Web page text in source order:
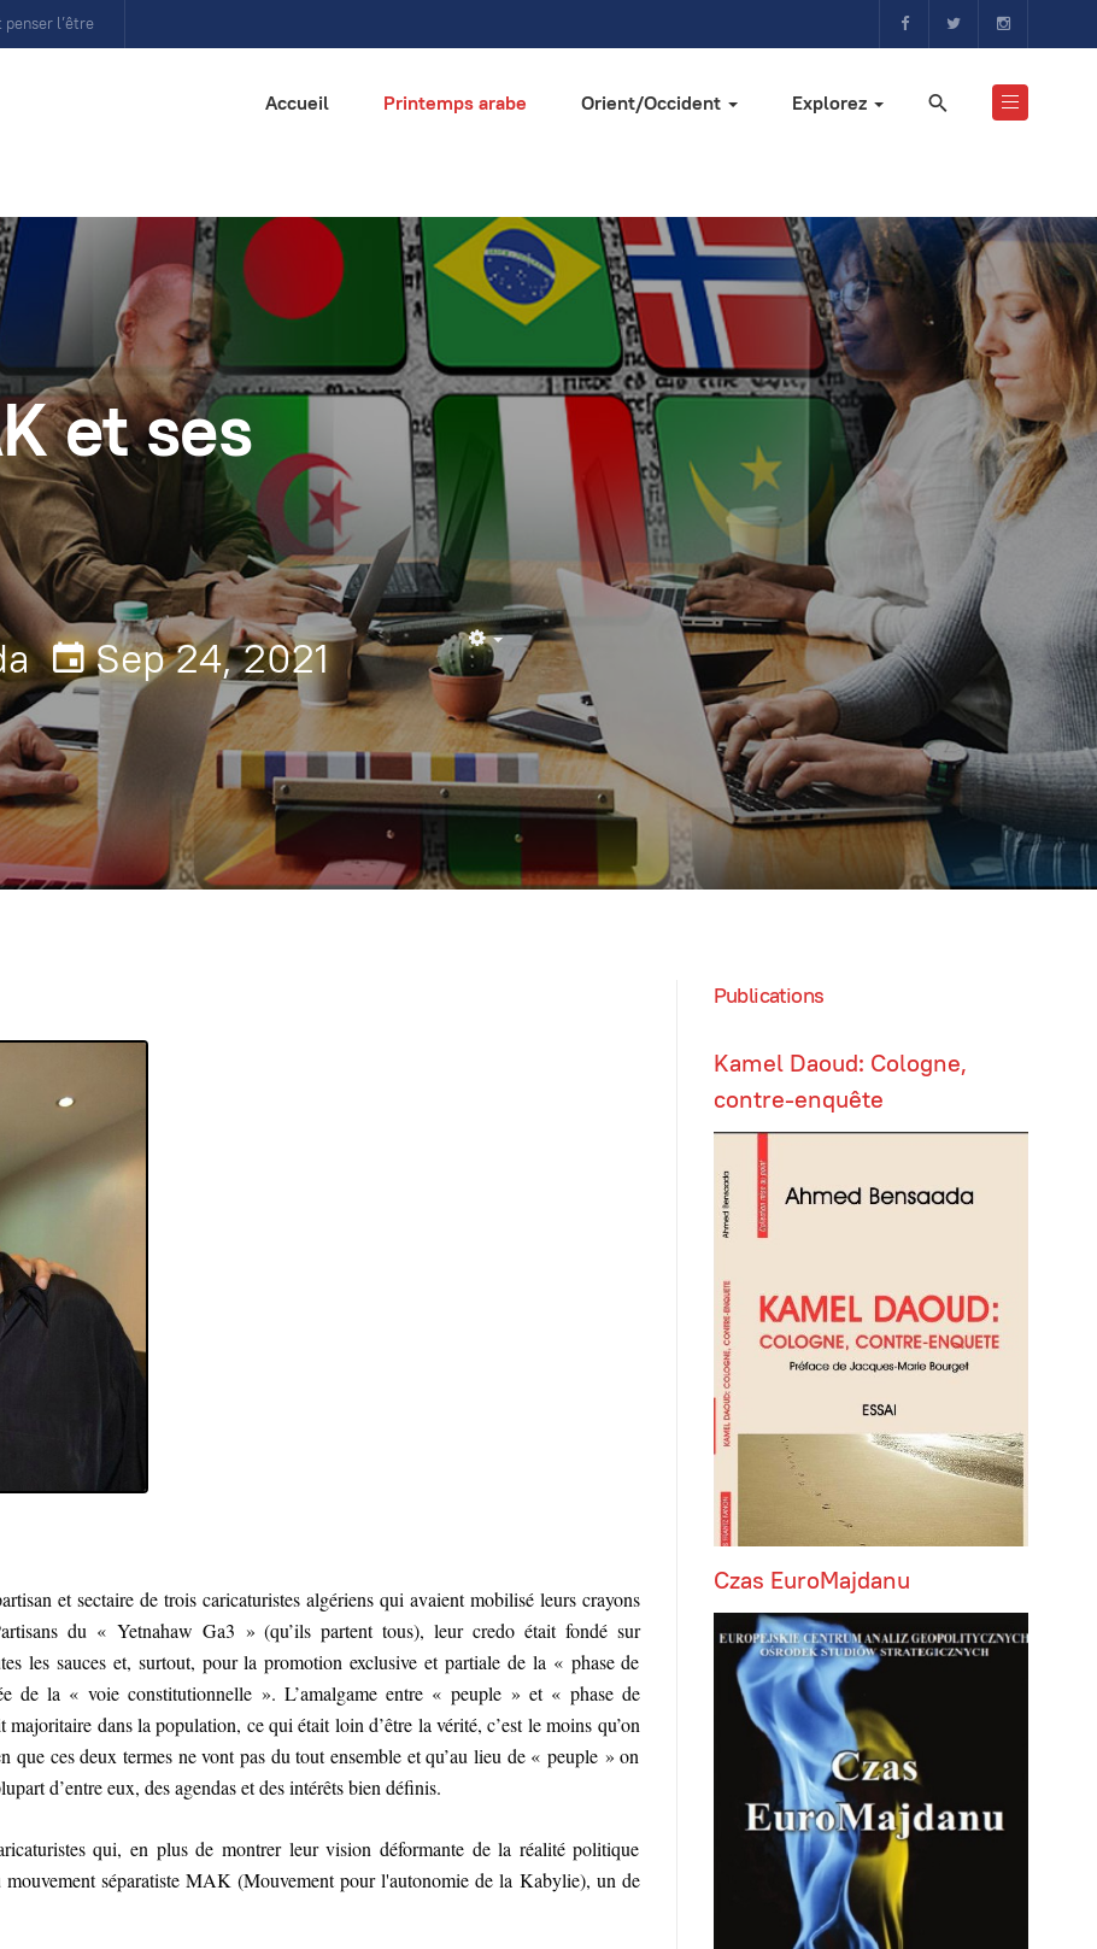
penser l’être
Accueil Printemps arabe Orient/Occident Explorez
et ses
Empty
Sep 24, 2021
et sectaire de trois caricaturistes algériens qui avaient mobilisé leurs crayons
du « Yetnahaw Ga3 » (qu’ils partent tous), leur credo était fondé sur
les sauces et, surtout, pour la promotion exclusive et partiale de la « phase de
de la « voie constitutionnelle ». L’amalgame entre « peuple » et « phase de
dans la population, ce qui était loin d’être la vérité, c’est le moins qu’on
ces deux termes ne vont pas du tout ensemble et qu’au lieu de « peuple » on
d’entre eux, des agendas et des intérêts bien définis.
qui, en plus de montrer leur vision déformante de la réalité politique
mouvement séparatiste MAK (Mouvement pour l'autonomie de la Kabylie), un de
Publications
Kamel Daoud: Cologne,
contre-enquête
Czas EuroMajdanu